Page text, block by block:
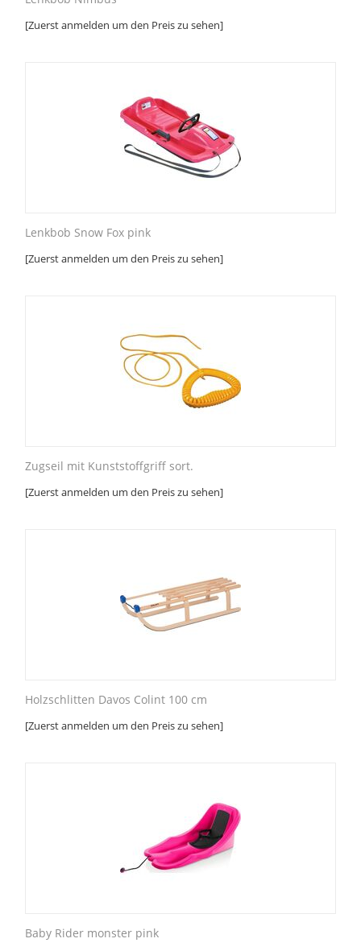
[Zuerst anmelden um den Preis zu sehen]
Lenkbob Snow Fox pink
[Zuerst anmelden um den Preis zu sehen]
Zugseil mit Kunststoffgriff sort.
[Zuerst anmelden um den Preis zu sehen]
Holzschlitten Davos Colint 100 cm
[Zuerst anmelden um den Preis zu sehen]
Baby Rider monster pink